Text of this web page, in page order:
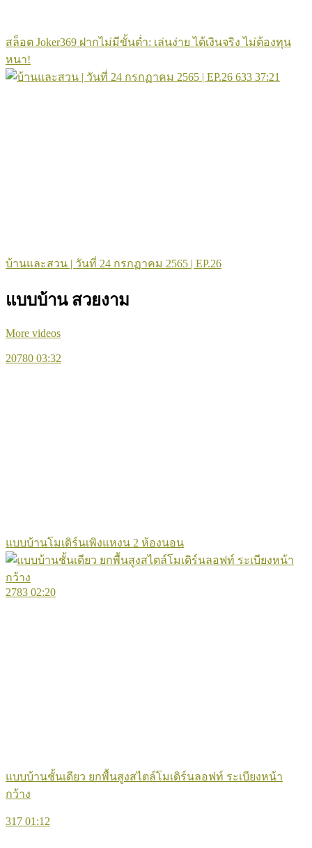
สล็อต Joker369 ฝากไม่มีขั้นต่ำ: เล่นง่าย ได้เงินจริง ไม่ต้องทุน
หนา!
633 37:21
บ้านและสวน | วันที่ 24 กรกฏาคม 2565 | EP.26
แบบบ้าน สวยงาม
More videos
20780 03:32
แบบบ้านโมเดิร์นเพิงแหงน 2 ห้องนอน
2783 02:20
แบบบ้านชั้นเดียว ยกพื้นสูงสไตล์โมเดิร์นลอฟท์ ระเบียงหน้า
กว้าง
317 01:12